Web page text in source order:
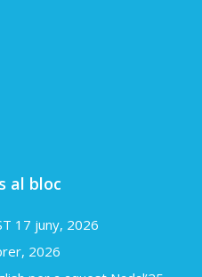
al bloc
17 juny, 2026
2026